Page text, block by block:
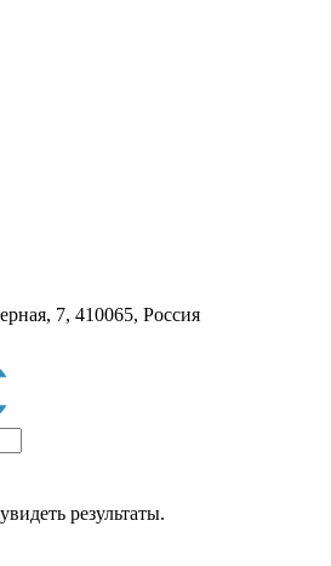
7, 410065, Россия
результаты.